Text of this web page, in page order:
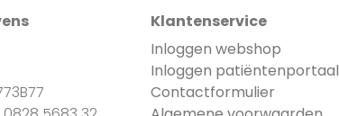
Klantenservice
Inloggen webshop
Inloggen patiëntenportaal
Contactformulier